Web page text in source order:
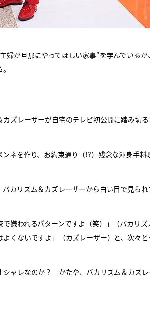
婦が旦那にやってほしい家事”を学んでいるが
ズレーザーが自宅のテレビ初公開に踏み切る
ネを作り、お約束通り（!?）残念な渾身手料
カリズム＆カズレーザーから白い目で見られ
われるパターンですよ（笑）」（バカリズ
くないですよ」（カズレーザー）と、次々と
シャレなのか？ かたや、バカリズム＆カズ